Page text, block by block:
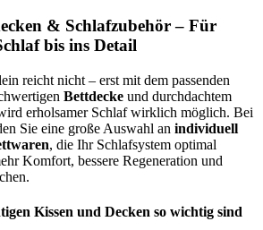
& Schlafzubehör – Für
bis ins Detail
reicht nicht – erst mit dem passenden
Bettdecke und durchdachtem
erholsamer Schlaf wirklich möglich. Bei
Sie eine große Auswahl an individuell
, die Ihr Schlafsystem optimal
Komfort, bessere Regeneration und
Kissen und Decken so wichtig sind